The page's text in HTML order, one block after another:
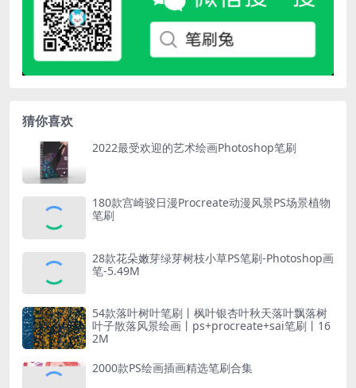
猜你喜欢
2022最受欢迎的艺术绘画Photoshop笔刷
180款宫崎骏日漫Procreate动漫风景PS场景植物
笔刷
28款花朵嫩芽绿芽树枝小草PS笔刷-Photoshop画
笔-5.49M
54款落叶树叶笔刷丨枫叶银杏叶秋天落叶飘落树
叶子散落风景绘画丨ps+procreate+sai笔刷丨16
2M
2000款PS绘画插画精选笔刷合集